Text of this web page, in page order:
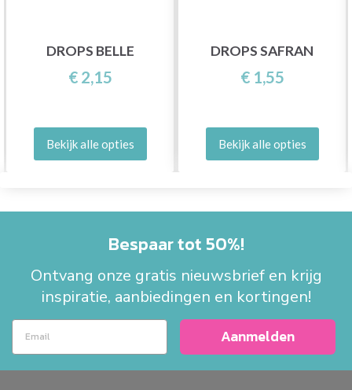
DROPS BELLE
€ 2,15
Bekijk alle opties
DROPS SAFRAN
€ 1,55
Bekijk alle opties
Bespaar tot 50%!
Ontvang onze gratis nieuwsbrief en krijg
inspiratie, aanbiedingen en kortingen!
Aanmelden